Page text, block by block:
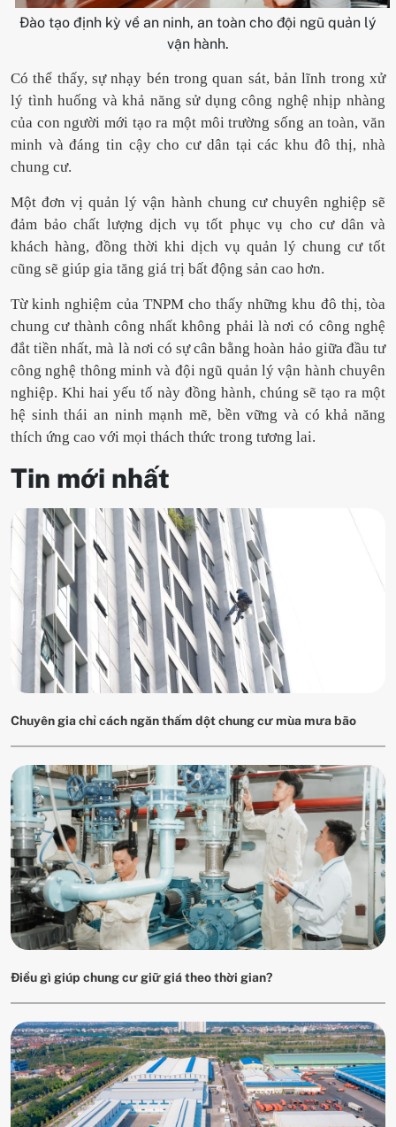
Đào tạo định kỳ về an ninh, an toàn cho đội ngũ quản lý
vận hành.
Có thể thấy, sự nhạy bén trong quan sát, bản lĩnh trong xử
lý tình huống và khả năng sử dụng công nghệ nhịp nhàng
của con người mới tạo ra một môi trường sống an toàn, văn
minh và đáng tin cậy cho cư dân tại các khu đô thị, nhà
chung cư.
Một đơn vị quản lý vận hành chung cư chuyên nghiệp sẽ
đảm bảo chất lượng dịch vụ tốt phục vụ cho cư dân và
khách hàng, đồng thời khi dịch vụ quản lý chung cư tốt
cũng sẽ giúp gia tăng giá trị bất động sản cao hơn.
Từ kinh nghiệm của TNPM cho thấy những khu đô thị, tòa
chung cư thành công nhất không phải là nơi có công nghệ
đắt tiền nhất, mà là nơi có sự cân bằng hoàn hảo giữa đầu tư
công nghệ thông minh và đội ngũ quản lý vận hành chuyên
nghiệp. Khi hai yếu tố này đồng hành, chúng sẽ tạo ra một
hệ sinh thái an ninh mạnh mẽ, bền vững và có khả năng
thích ứng cao với mọi thách thức trong tương lai.
Tin mới nhất
Chuyên gia chỉ cách ngăn thấm dột chung cư mùa mưa bão
Điều gì giúp chung cư giữ giá theo thời gian?